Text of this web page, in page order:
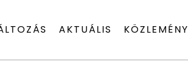
AKTUÁLIS KÖZLEMÉNY